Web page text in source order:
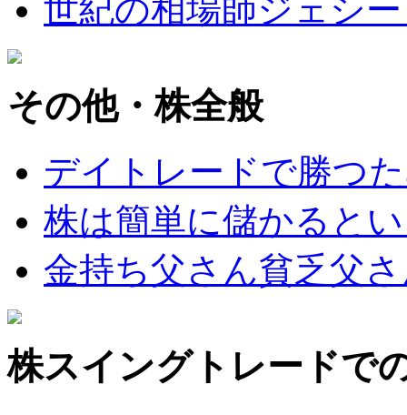
世紀の相場師ジェシ
その他・株全般
デイトレードで勝つ
株は簡単に儲かると
金持ち父さん貧乏父
株スイングトレードで